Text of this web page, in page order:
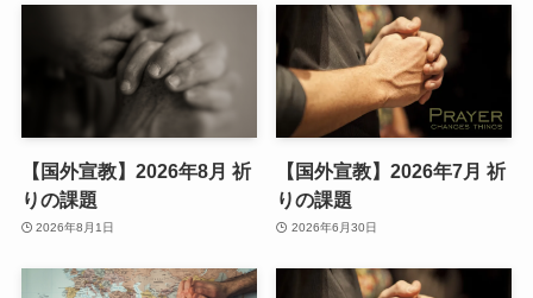
【国外宣教】2026年8月 祈
りの課題
2026年8月1日
【国外宣教】2026年7月 祈
りの課題
2026年6月30日